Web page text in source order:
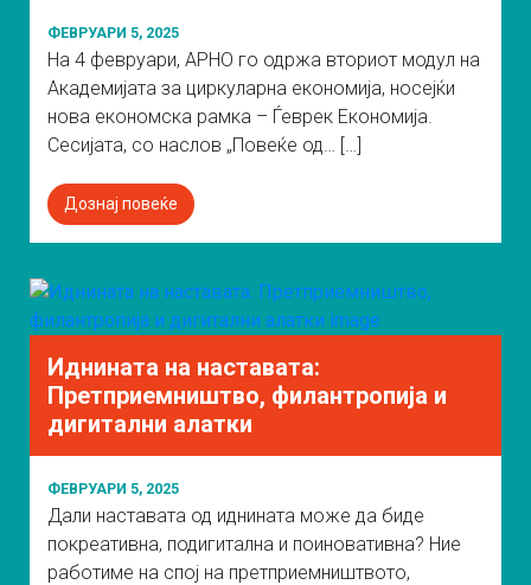
ФЕВРУАРИ 5, 2025
На 4 февруари, АРНО го одржа вториот модул на
Академијата за циркуларна економија, носејќи
нова економска рамка – Ѓеврек Економија.
Сесијата, со наслов „Повеќе од… […]
Дознај повеќе
Иднината на наставата:
Претприемништво, филантропија и
дигитални алатки
ФЕВРУАРИ 5, 2025
Дали наставата од иднината може да биде
покреативна, подигитална и поиновативна? Ние
работиме на спој на претприемништвото,